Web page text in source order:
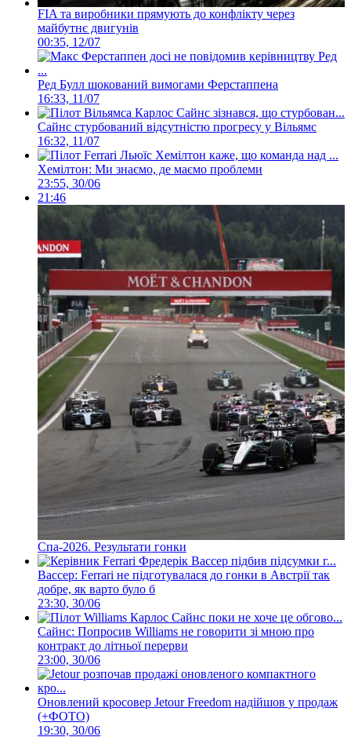
FIA та виробники прямують до конфлікту через
майбутнє двигунів
00:35, 12/07
Ред Булл шокований вимогами Ферстаппена
16:33, 11/07
Сайнс стурбований відсутністю прогресу у Вільямс
16:32, 11/07
Хемілтон: Ми знаємо, де маємо проблеми
23:55, 30/06
21:46
Спа-2026. Результати гонки
Вассер: Ferrari не підготувалася до гонки в Австрії так
добре, як варто було б
23:30, 30/06
Сайнс: Попросив Williams не говорити зі мною про
контракт до літньої перерви
23:00, 30/06
Оновлений кросовер Jetour Freedom надійшов у продаж
(+ФОТО)
19:30, 30/06